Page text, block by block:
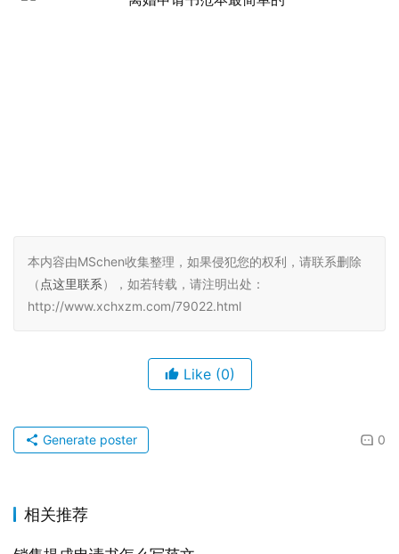
本内容由MSchen收集整理，如果侵犯您的权利，请联系删除
（ 点这里联系），如若转载，请注明出处：
http://www.xchxzm.com/79022.html
Like (0)
0
Generate poster
相关推荐